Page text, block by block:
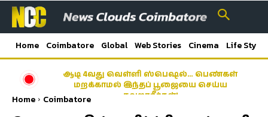
Home Coimbatore Global Web Stories Cinema Life Style
ஆடி 4வது வெள்ளி ஸ்பெஷல்… பெண்கள்
மறக்காமல் இந்தப் பூஜையை செய்ய
தவறாதீர்கள்!
Home Coimbatore